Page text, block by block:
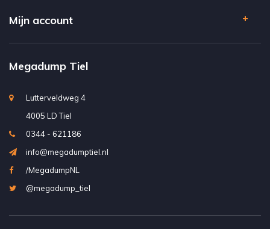
Mijn account
Megadump Tiel
Lutterveldweg 4
4005 LD Tiel
0344 - 621186
info@megadumptiel.nl
/MegadumpNL
@megadump_tiel